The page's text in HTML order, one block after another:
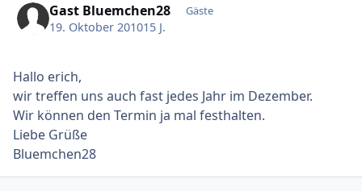
Gast Bluemchen28 Gäste
19. Oktober 201015 J.
Hallo erich,
wir treffen uns auch fast jedes Jahr im Dezember.
Wir können den Termin ja mal festhalten.
Liebe Grüße
Bluemchen28